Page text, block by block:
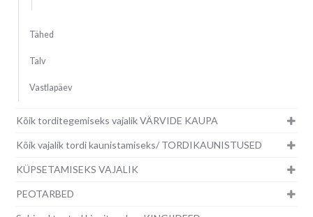
Tähed
Talv
Vastlapäev
Kõik torditegemiseks vajalik VÄRVIDE KAUPA
Kõik vajalik tordi kaunistamiseks/ TORDIKAUNISTUSED
KÜPSETAMISEKS VAJALIK
PEOTARBED